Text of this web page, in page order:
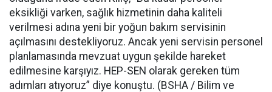
eksikliği varken, sağlık hizmetinin daha kaliteli
verilmesi adına yeni bir yoğun bakım servisinin
açılmasını destekliyoruz. Ancak yeni servisin personel
planlamasında mevzuat uygun şekilde hareket
edilmesine karşıyız. HEP-SEN olarak gereken tüm
adımları atıyoruz” diye konuştu. (BSHA / Bilim ve